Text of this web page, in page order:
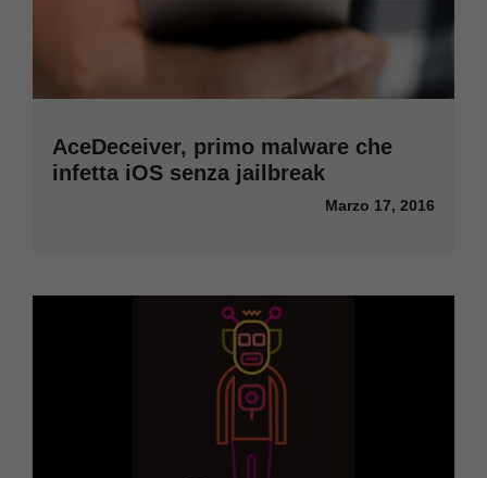
AceDeceiver, primo malware che
infetta iOS senza jailbreak
Marzo 17, 2016